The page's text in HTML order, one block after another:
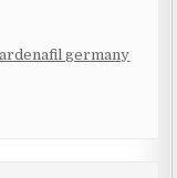
germany